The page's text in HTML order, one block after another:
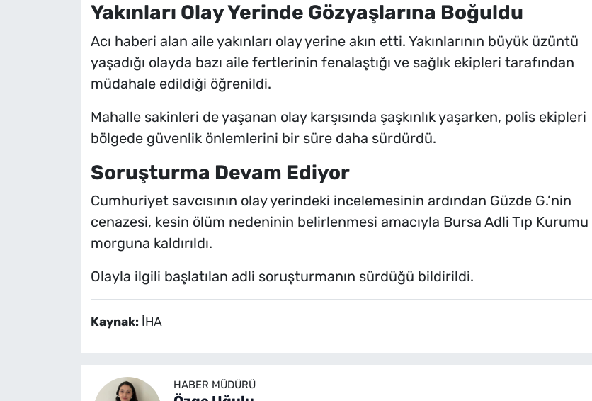
Yakınları Olay Yerinde Gözyaşlarına Boğuldu
Acı haberi alan aile yakınları olay yerine akın etti. Yakınlarının büyük üzüntü
yaşadığı olayda bazı aile fertlerinin fenalaştığı ve sağlık ekipleri tarafından
müdahale edildiği öğrenildi.
Mahalle sakinleri de yaşanan olay karşısında şaşkınlık yaşarken, polis ekipleri
bölgede güvenlik önlemlerini bir süre daha sürdürdü.
Soruşturma Devam Ediyor
Cumhuriyet savcısının olay yerindeki incelemesinin ardından Güzde G.’nin
cenazesi, kesin ölüm nedeninin belirlenmesi amacıyla Bursa Adli Tıp Kurumu
morguna kaldırıldı.
Olayla ilgili başlatılan adli soruşturmanın sürdüğü bildirildi.
Kaynak: İHA
HABER MÜDÜRÜ